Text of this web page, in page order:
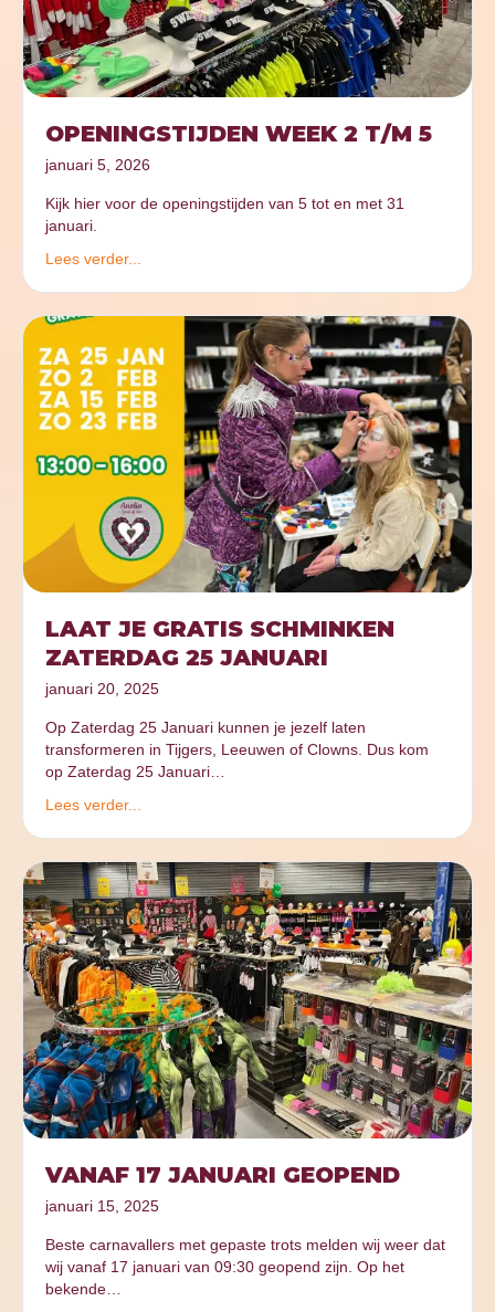
OPENINGSTIJDEN WEEK 2 T/M 5
januari 5, 2026
Kijk hier voor de openingstijden van 5 tot en met 31
januari.
Lees verder...
LAAT JE GRATIS SCHMINKEN
ZATERDAG 25 JANUARI
januari 20, 2025
Op Zaterdag 25 Januari kunnen je jezelf laten
transformeren in Tijgers, Leeuwen of Clowns. Dus kom
op Zaterdag 25 Januari…
Lees verder...
VANAF 17 JANUARI GEOPEND
januari 15, 2025
Beste carnavallers met gepaste trots melden wij weer dat
wij vanaf 17 januari van 09:30 geopend zijn. Op het
bekende…